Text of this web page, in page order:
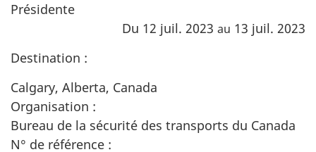
Présidente
Du 12 juil. 2023 au 13 juil. 2023
Destination :
Calgary, Alberta, Canada
Organisation :
Bureau de la sécurité des transports du Canada
N° de référence :